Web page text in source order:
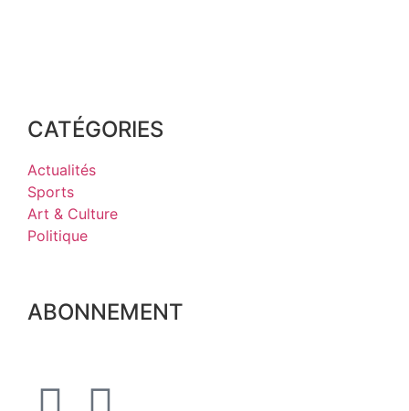
CATÉGORIES
Actualités
Sports
Art & Culture
Politique
ABONNEMENT